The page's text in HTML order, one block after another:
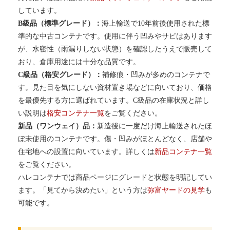
しています。
B級品（標準グレード）： 海上輸送で10年前後使用された標
準的な中古コンテナです。使用に伴う凹みやサビはあります
が、水密性（雨漏りしない状態）を確認したうえで販売して
おり、倉庫用途には十分な品質です。
C級品（格安グレード）： 補修痕・凹みが多めのコンテナで
す。見た目を気にしない資材置き場などに向いており、価格
を最優先する方に選ばれています。C級品の在庫状況と詳し
い説明は格安コンテナ一覧をご覧ください。
新品（ワンウェイ）品： 新造後に一度だけ海上輸送されたほ
ぼ未使用のコンテナです。傷・凹みがほとんどなく、店舗や
住宅地への設置に向いています。詳しくは新品コンテナ一覧
をご覧ください。
ハレコンテナでは商品ページにグレードと状態を明記してい
ます。「見てから決めたい」という方は弥富ヤードの見学も
可能です。